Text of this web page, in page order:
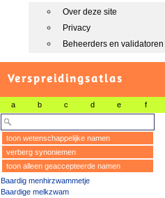
Over deze site
Privacy
Beheerders en validatoren
Verspreidingsatlas
a b c d e f
toon wetenschappelijke namen
verberg synoniemen
toon alleen geaccepteerde namen
Baardig menhirzwammetje
Baardige melkzwam